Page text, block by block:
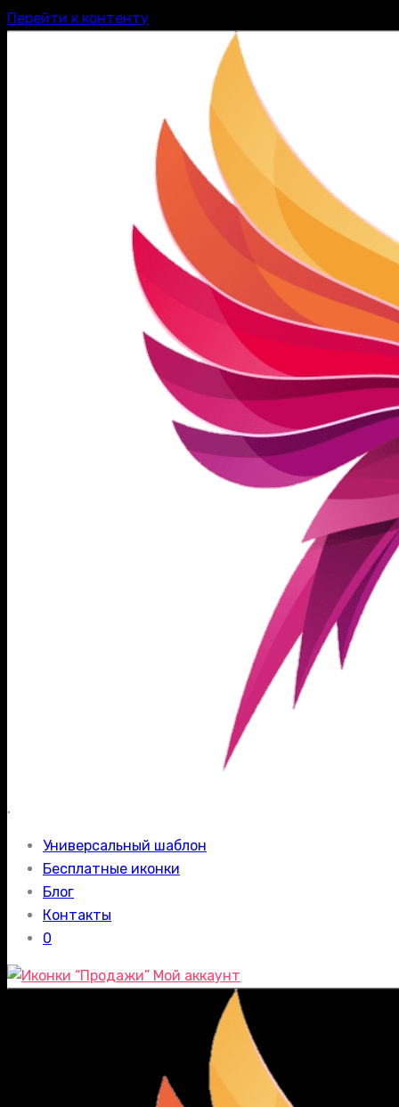
Перейти к контенту
.
Универсальный шаблон
Бесплатные иконки
Блог
Контакты
0
Мой аккаунт